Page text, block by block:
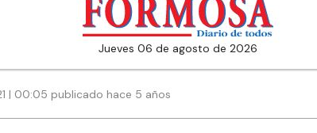
jueves 06 de agosto de 2026
| 00:05 publicado hace 5 años